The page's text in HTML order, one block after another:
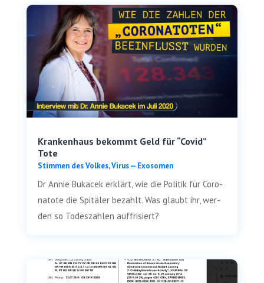
Krankenhaus bekommt Geld für “Covid”
Tote
Stim­men des Vol­kes,Virus — Exosomen
Dr Annie Buk­a­cek erklärt, wie die Poli­tik für Coro­
na­to­te die Spi­tä­ler bezahlt. Was glaubt ihr, wer­
den so Todes­zah­len auffrisiert?